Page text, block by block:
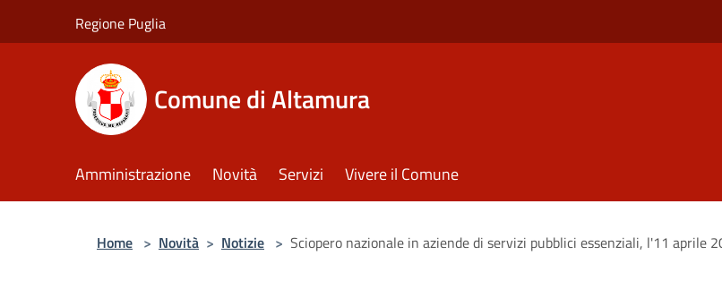
Regione Puglia
Comune di Altamura
Amministrazione Novità Servizi Vivere il Comune
Home > Novità > Notizie > Sciopero nazionale in aziende di servizi pubblici essenziali, l'11 aprile